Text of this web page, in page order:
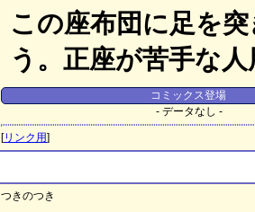
この座布団に足を
う。正座が苦手な
コミックス登場
- データなし -
[リンク用]
つきのつき